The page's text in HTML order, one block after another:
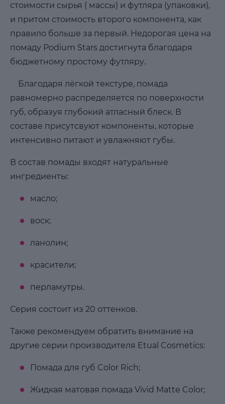
стоимости сырья ( массы) и футляра (упаковки),
и притом стоимость второго компонента, как
правило больше за первый. Недорогая цена на
помаду Podium Stars достигнута благодаря
бюджетному простому футляру.
Благодаря лёгкой текстуре, помада
равномерно распределяется по поверхности
губ, образуя глубокий атласный блеск. В
составе присутсвуют компоненты, которые
интенсивно питают и увлажняют губы.
В состав помады входят натуральные
ингредиенты:
масло;
воск;
ланолин;
красители;
перламутры.
Серия состоит из 20 оттенков.
Также рекомендуем обратить внимание на
другие серии производителя Etual Cosmetics:
Помада для губ Color Rich;
Жидкая матовая помада Vivid Matte Color;